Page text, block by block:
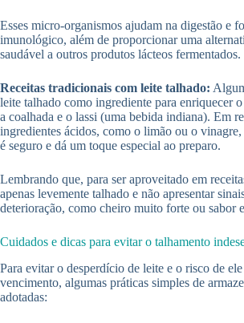
Esses micro-organismos ajudam na digestão e
imunológico, além de proporcionar uma
saudável a outros produtos lácteos fermentados.
Receitas tradicionais com leite talhado:
leite talhado como ingrediente para enriquecer
a coalhada e o lassi (uma bebida indiana). Em
ingredientes ácidos, como o limão ou o
é seguro e dá um toque especial ao preparo.
Lembrando que, para ser aproveitado em
apenas levemente talhado e não apresentar
deterioração, como cheiro muito forte ou sabor
Cuidados e dicas para evitar o talhamento
Para evitar o desperdício de leite e o risco de
vencimento, algumas práticas simples de
adotadas: